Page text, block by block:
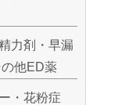
力剤・早漏
他ED薬
・花粉症